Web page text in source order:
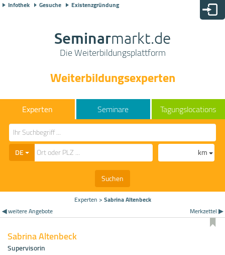
Infothek Gesuche Existenzgründung
Seminarmarkt.de
Die Weiterbildungsplattform
Weiterbildungsexperten
Seminare Tagungslocations
DE
km
Suchen
Experten >Sabrina Altenbeck
◀ weitere Angebote
Merkzettel ▶
Sabrina Altenbeck
Supervisorin